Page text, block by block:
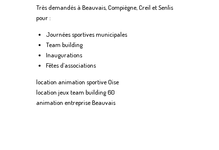
Très demandés à Beauvais, Compiègne, Creil et Senlis
pour :
Journées sportives municipales
Team building
Inaugurations
Fêtes d’associations
location animation sportive Oise
location jeux team building 60
animation entreprise Beauvais